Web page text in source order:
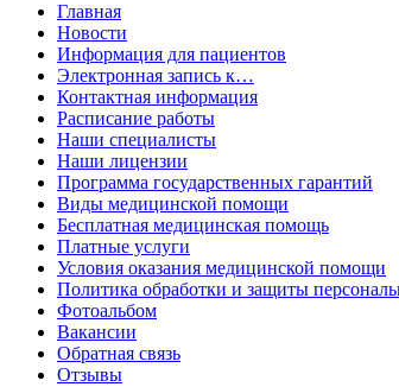
Главная
Новости
Информация для пациентов
Электронная запись к…
Контактная информация
Расписание работы
Наши специалисты
Наши лицензии
Программа государственных гарантий
Виды медицинской помощи
Бесплатная медицинская помощь
Платные услуги
Условия оказания медицинской помощи
Политика обработки и защиты
Фотоальбом
Вакансии
Обратная связь
Отзывы